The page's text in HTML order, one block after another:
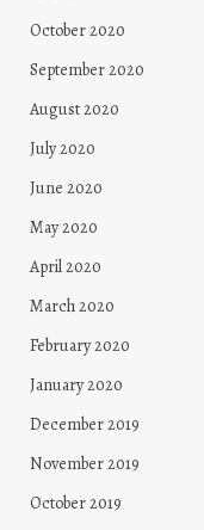
October 2020
September 2020
August 2020
July 2020
June 2020
May 2020
April 2020
March 2020
February 2020
January 2020
December 2019
November 2019
October 2019